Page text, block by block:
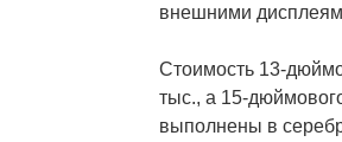
внешними
Стоимость 13-
тыс., а 15-
выполнены в